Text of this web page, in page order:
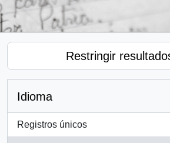
Restringir
Idioma
Registros únicos
, 3118 resultados